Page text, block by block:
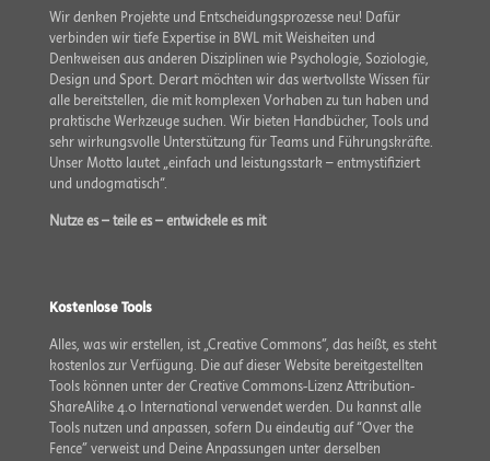
Wir denken Projekte und Entscheidungs­prozesse neu! Dafür
verbinden wir tiefe Expertise in BWL mit Weisheiten und
Denkweisen aus anderen Disziplinen wie Psychologie, Soziologie,
Design und Sport. Derart möchten wir das wertvollste Wissen für
alle bereitstellen, die mit komplexen Vorhaben zu tun haben und
praktische Werkzeuge suchen. Wir bieten Handbücher, Tools und
sehr wirkungsvolle Unterstützung für Teams und Führungskräfte.
Unser Motto lautet „einfach und leistungsstark – entmystifiziert
und undogmatisch“.
Nutze es – teile es – entwickele es mit
Kostenlose Tools
Alles, was wir erstellen, ist „Creative Commons”, das heißt, es steht
kostenlos zur Verfügung. Die auf dieser Website bereit­gestellten
Tools können unter der Creative Commons-Lizenz Attribution-
ShareAlike 4.0 International verwendet werden. Du kannst alle
Tools nutzen und anpassen, sofern Du eindeutig auf “Over the
Fence” verweist und Deine Anpassungen unter derselben